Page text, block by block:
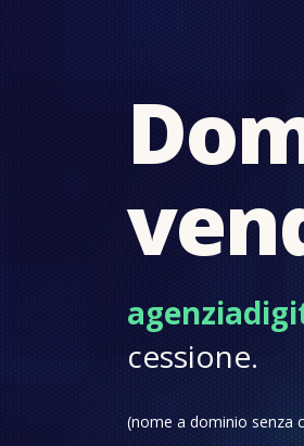
cessione.
(nome a dominio senza